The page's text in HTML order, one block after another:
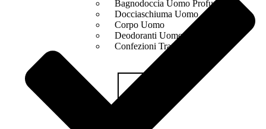
Bagnodoccia Uomo Profumi
Docciaschiuma Uomo
Corpo Uomo
Deodoranti Uomo
Confezioni Trattamenti Uomo
Antietà